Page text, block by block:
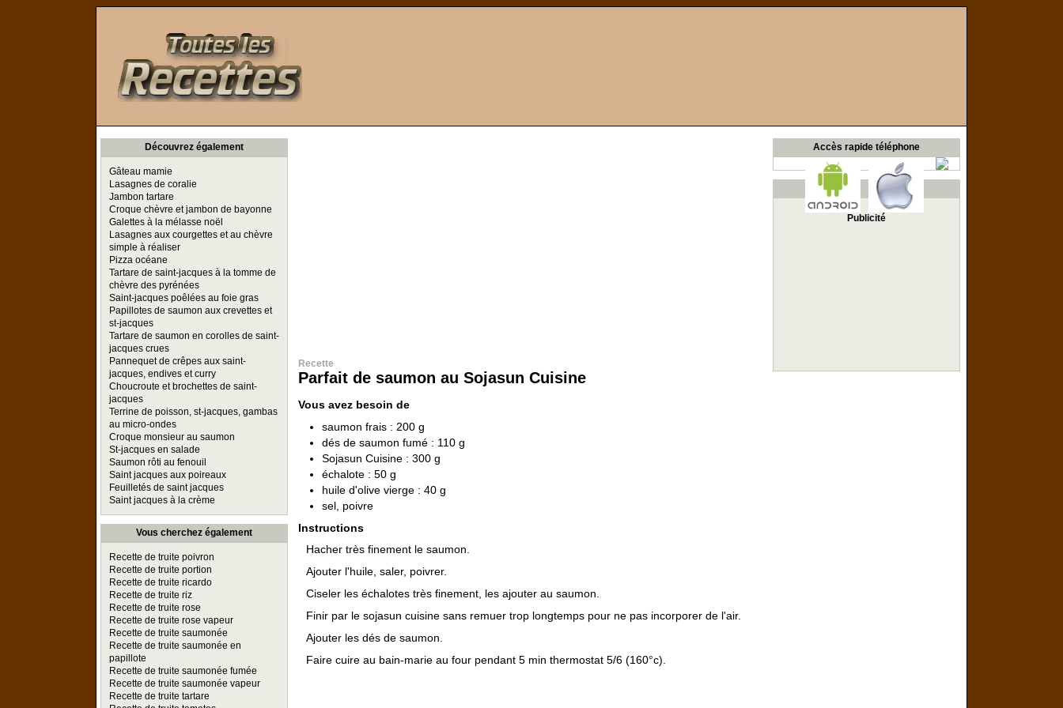
Découvrez également
Gâteau mamie
Lasagnes de coralie
Jambon tartare
Croque chèvre et jambon de bayonne
Galettes à la mélasse noël
Lasagnes aux courgettes et au chèvre
simple à réaliser
Pizza océane
Tartare de saint-jacques à la tomme de
chèvre des pyrénées
Saint-jacques poêlées au foie gras
Papillotes de saumon aux crevettes et
st-jacques
Tartare de saumon en corolles de saint-
jacques crues
Pannequet de crêpes aux saint-
jacques, endives et curry
Choucroute et brochettes de saint-
jacques
Terrine de poisson, st-jacques, gambas
au micro-ondes
Croque monsieur au saumon
St-jacques en salade
Saumon rôti au fenouil
Saint jacques aux poireaux
Feuilletés de saint jacques
Saint jacques à la crème
Vous cherchez également
Recette de truite poivron
Recette de truite portion
Recette de truite ricardo
Recette de truite riz
Recette de truite rose
Recette de truite rose vapeur
Recette de truite saumonée
Recette de truite saumonée en
papillote
Recette de truite saumonée fumée
Recette de truite saumonée vapeur
Recette de truite tartare
Recette
Parfait de saumon au Sojasun Cuisine
Vous avez besoin de
saumon frais : 200 g
dés de saumon fumé : 110 g
Sojasun Cuisine : 300 g
échalote : 50 g
huile d'olive vierge : 40 g
sel, poivre
Instructions
Hacher très finement le saumon.
Ajouter l'huile, saler, poivrer.
Ciseler les échalotes très finement, les ajouter au saumon.
Finir par le sojasun cuisine sans remuer trop longtemps pour ne pas incorporer de l'air.
Ajouter les dés de saumon.
Faire cuire au bain-marie au four pendant 5 min thermostat 5/6 (160°c).
Accès rapide téléphone
Publicité